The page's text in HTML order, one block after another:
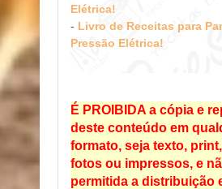
Elétrica!
- Livro de Receitas para
Pressão Elétrica!
É PROIBIDA a cópia e
deste conteúdo em
formato, seja texto,
fotos ou impressos, e
permitida a distribuição